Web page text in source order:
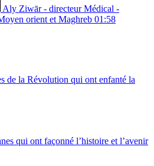
Aly Ziwār - directeur Médical -
orient et Maghreb 01:58
de la Révolution qui ont enfanté la
qui ont façonné l’histoire et l’avenir